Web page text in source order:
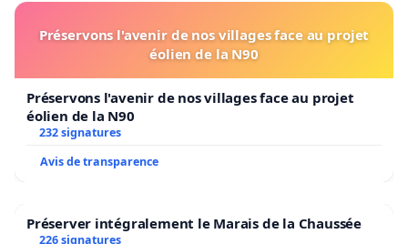
Préservons l'avenir de nos villages face au projet
éolien de la N90
Préservons l'avenir de nos villages face au projet
éolien de la N90
232 signatures
Avis de transparence
Préserver intégralement le Marais de la Chaussée
226 signatures